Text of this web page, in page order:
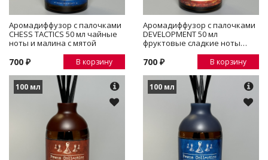
Аромадиффузор с палочками
CHESS TACTICS 50 мл чайные
ноты и малина с мятой
700 ₽ В корзину
Аромадиффузор с палочками
DEVELOPMENT 50 мл
фруктовые сладкие ноты
700 ₽ В корзину
100 мл 100 мл